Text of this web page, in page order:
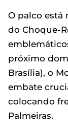
O palco está
do Choque-
próximo
Brasília), o
embate
colocando
Palmeiras.